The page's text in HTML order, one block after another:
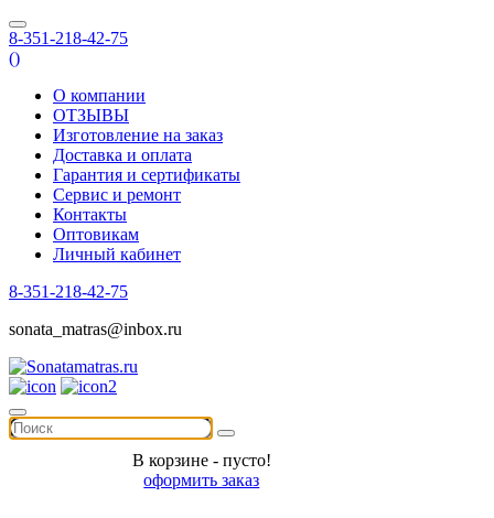
8-351-218-42-75
()
О компании
ОТЗЫВЫ
Изготовление на заказ
Доставка и оплата
Гарантия и сертификаты
Сервис и ремонт
Контакты
Оптовикам
Личный кабинет
8-351-218-42-75
sonata_matras@inbox.ru
В корзине - пусто!
оформить заказ